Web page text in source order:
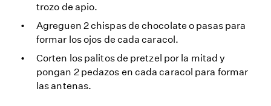
trozo de apio.
Agreguen 2 chispas de chocolate o pasas para
formar los ojos de cada caracol.
Corten los palitos de pretzel por la mitad y
pongan 2 pedazos en cada caracol para formar
las antenas.